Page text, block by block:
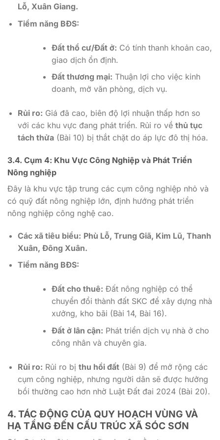
Lỗ, Xuân Giang.
Tiềm năng BĐS:
Đất thổ cư/Đất ở: Có tính thanh khoản cao,
giao dịch ổn định.
Đất thương mại: Thuận lợi cho việc kinh
doanh, mở văn phòng, dịch vụ.
Rủi ro: Giá đã cao, biên độ lợi nhuận thấp hơn so
với các khu vực đang phát triển. Rủi ro về thủ tục
tách thửa(Bài 10) bị thắt chặt do áp lực đô thị hóa.
3.4. Cụm 4: Khu Vực Công Nghiệp và Phát Triển
Nông nghiệp
Đây là khu vực tập trung các cụm công nghiệp nhỏ và
có quỹ đất nông nghiệp lớn, định hướng phát triển
nông nghiệp công nghệ cao.
Các xã tiêu biểu: Phù Lỗ, Trung Giã, Kim Lũ, Thanh
Xuân, Đông Xuân.
Tiềm năng BĐS:
Đất cho thuê: Đất nông nghiệp có thể
chuyển đổi thành đất SKC để xây dựng nhà
xưởng, kho bãi (Bài 14, Bài 16).
Đất ở lân cận: Phát triển dịch vụ nhà ở cho
công nhân và chuyên gia.
Rủi ro: Rủi ro bị thu hồi đất(Bài 9) để mở rộng các
cụm công nghiệp, nhưng người dân sẽ được hưởng
bồi thường cao hơn nhờ Luật Đất đai 2024 (Bài 20).
4. TÁC ĐỘNG CỦA QUY HOẠCH VÙNG VÀ
HẠ TẦNG ĐẾN CẤU TRÚC XÃ SÓC SƠN